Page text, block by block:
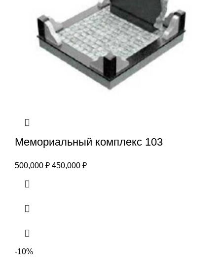
Мемориальный комплекс 103
500,000₽ 450,000 ₽
-10%